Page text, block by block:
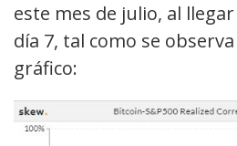
este mes de julio, al
día 7, tal como se
gráfico: